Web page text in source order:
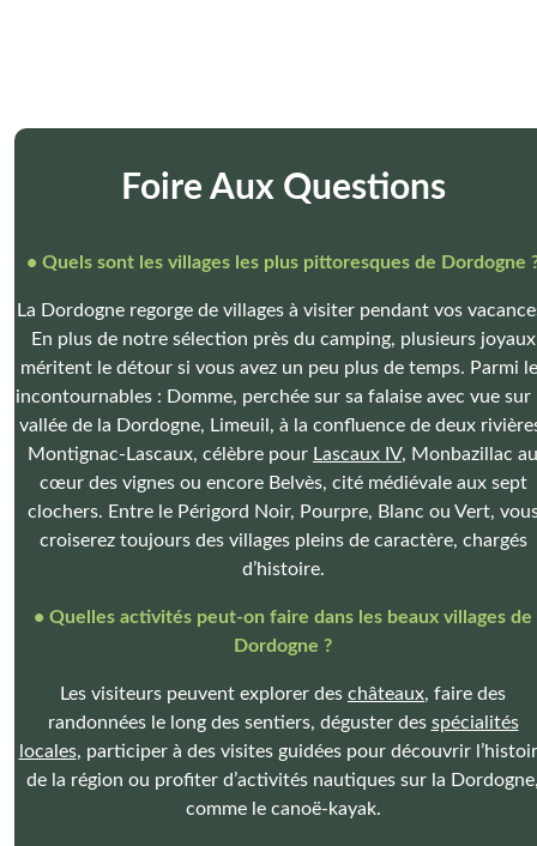
Foire Aux Questions
• Quels sont les villages les plus pittoresques de Dordogne
La Dordogne regorge de villages à visiter pendant vos
En plus de notre sélection près du camping, plusieurs joyaux
méritent le détour si vous avez un peu plus de temps. Parmi
incontournables : Domme, perchée sur sa falaise avec vue sur
vallée de la Dordogne, Limeuil, à la confluence de deux
Montignac-Lascaux, célèbre pour Lascaux IV, Monbazillac au
cœur des vignes ou encore Belvès, cité médiévale aux sept
clochers. Entre le Périgord Noir, Pourpre, Blanc ou Vert,
croiserez toujours des villages pleins de caractère, chargés
d’histoire.
• Quelles activités peut-on faire dans les beaux villages de
Dordogne ?
Les visiteurs peuvent explorer des châteaux, faire des
randonnées le long des sentiers, déguster des spécialités
locales, participer à des visites guidées pour découvrir
de la région ou profiter d’activités nautiques sur la
comme le canoë-kayak.